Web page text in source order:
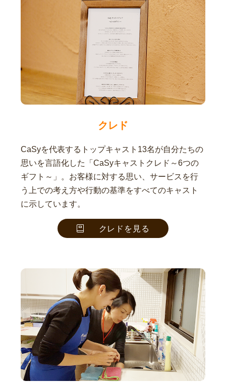
クレド
CaSyを代表するトップキャスト13名が自分たちの
思いを言語化した「CaSyキャストクレド～6つの
ギフト～」。お客様に対する思い、サービスを行
う上での考え方や行動の基準をすべてのキャスト
に示しています。
クレドを見る